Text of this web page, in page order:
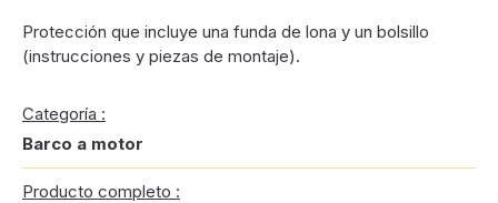
Protección que incluye una funda de lona y un bolsillo
(instrucciones y piezas de montaje).
Categoría :
Barco a motor
Producto completo :